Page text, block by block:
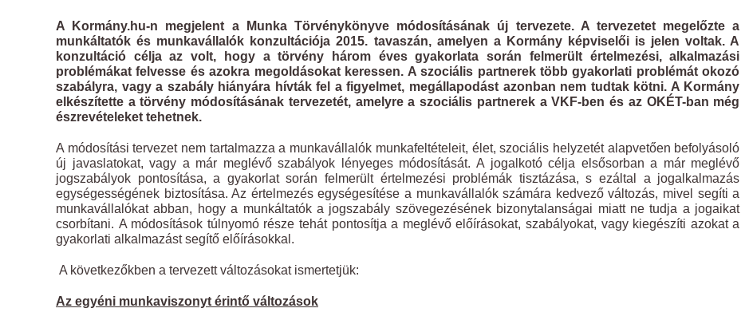
A Kormány.hu-n megjelent a Munka Törvénykönyve módosításának új tervezete. A tervezetet megelőzte a
munkáltatók és munkavállalók konzultációja 2015. tavaszán, amelyen a Kormány képviselői is jelen voltak. A
konzultáció célja az volt, hogy a törvény három éves gyakorlata során felmerült értelmezési, alkalmazási
problémákat felvesse és azokra megoldásokat keressen. A szociális partnerek több gyakorlati problémát okozó
szabályra, vagy a szabály hiányára hívták fel a figyelmet, megállapodást azonban nem tudtak kötni. A Kormány
elkészítette a törvény módosításának tervezetét, amelyre a szociális partnerek a VKF-ben és az OKÉT-ban még
észrevételeket tehetnek.
A módosítási tervezet nem tartalmazza a munkavállalók munkafeltételeit, élet, szociális helyzetét alapvetően befolyásoló
új javaslatokat, vagy a már meglévő szabályok lényeges módosítását. A jogalkotó célja elsősorban a már meglévő
jogszabályok pontosítása, a gyakorlat során felmerült értelmezési problémák tisztázása, s ezáltal a jogalkalmazás
egységességének biztosítása. Az értelmezés egységesítése a munkavállalók számára kedvező változás, mivel segíti a
munkavállalókat abban, hogy a munkáltatók a jogszabály szövegezésének bizonytalanságai miatt ne tudja a jogaikat
csorbítani. A módosítások túlnyomó része tehát pontosítja a meglévő előírásokat, szabályokat, vagy kiegészíti azokat a
gyakorlati alkalmazást segítő előírásokkal.
A következőkben a tervezett változásokat ismertetjük:
Az egyéni munkaviszonyt érintő változások